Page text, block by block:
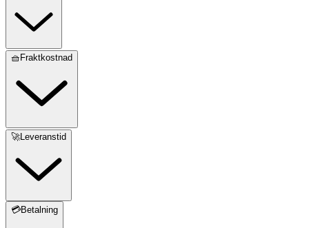
🧺Fraktkostnad
🚀Leveranstid
💳Betalning